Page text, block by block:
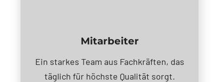
Mitarbeiter
Ein starkes Team aus Fachkräften, das
täglich für höchste Qualität sorgt.